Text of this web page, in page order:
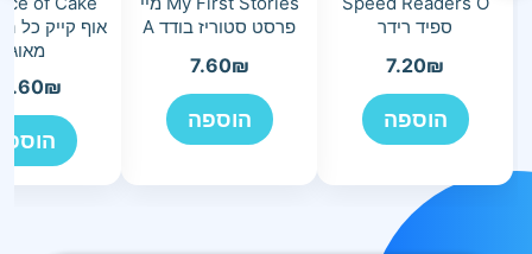
ספיד רידר
7.20₪
הוספה
פרסט סטוריז בודד A
7.60₪
הוספה
אוף קייק כל
מאוגד
₪